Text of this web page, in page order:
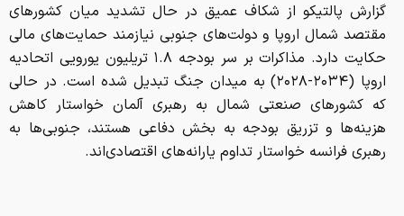
گزارش پالتیکو از شکاف عمیق در حال تشدید میان کشورهای
مقتصد شمال اروپا و دولت‌های جنوبی نیازمند حمایت‌های مالی
حکایت دارد. مذاکرات بر سر بودجه ۱.۸ تریلیون یورویی اتحادیه
اروپا (۲۰۳۴-۲۰۲۸) به میدان جنگ تبدیل شده است. در حالی
که کشورهای صنعتی شمال به رهبری آلمان خواستار کاهش
هزینه‌ها و تزریق بودجه به بخش دفاعی هستند، جنوبی‌ها به
رهبری فرانسه خواستار تداوم یارانه‌های اقتصادی‌اند.